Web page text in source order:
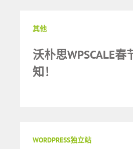
其他
沃朴思WPSCALE春
知！
WORDPRESS独立站